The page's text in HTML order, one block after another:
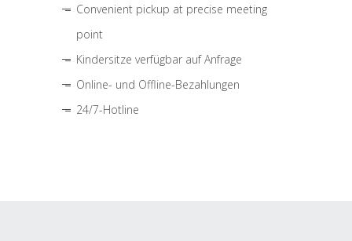
Convenient pickup at precise meeting
point
Kindersitze verfügbar auf Anfrage
Online- und Offline-Bezahlungen
24/7-Hotline